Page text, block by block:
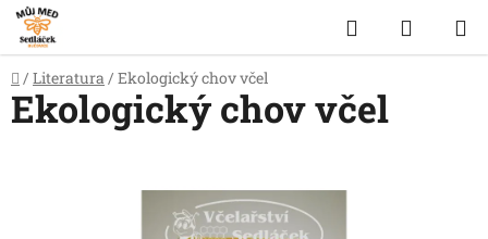
Přejít
na
obsah
Hledat
KOŠÍK
Domů
/ Literatura / Ekologický chov včel
Ekologický chov včel